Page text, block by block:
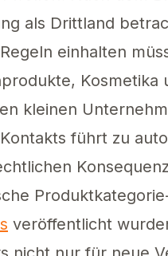
als Drittland
einhalten
Kosmetika
kleinen
führt zu
veröffentlicht